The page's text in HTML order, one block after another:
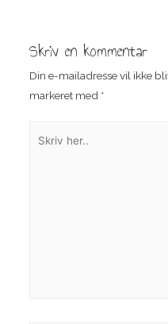
Skriv en kommentar
Din e-mailadresse vil ikke
markeret med *